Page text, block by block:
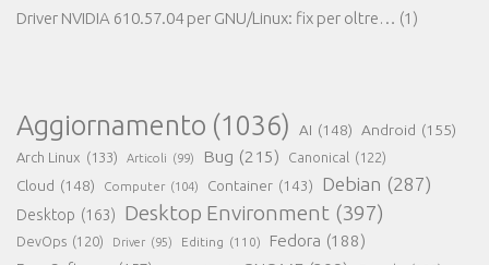
Driver NVIDIA 610.57.04 per GNU/Linux: fix per oltre… (1)
Aggiornamento (1036) AI (148) Android (155)
Arch Linux (133) Articoli (99) Bug (215) Canonical (122)
Cloud (148) Computer (104) Container (143) Debian (287)
Desktop (163) Desktop Environment (397)
DevOps (120) Driver (95) Editing (110) Fedora (188)